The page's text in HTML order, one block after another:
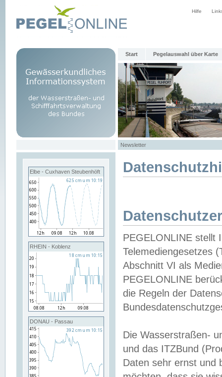
Hilfe
Start Pegelauswahl über Karte
Newsletter
Elbe - Cuxhaven Steubenhöft
RHEIN - Koblenz
DONAU - Passau
PEGELONLINE stellt
Telemediengesetzes
Abschnitt VI als
PEGELONLINE
die Regeln der
Die Wasserstraßen-
und das ITZBund
Daten sehr ernst und